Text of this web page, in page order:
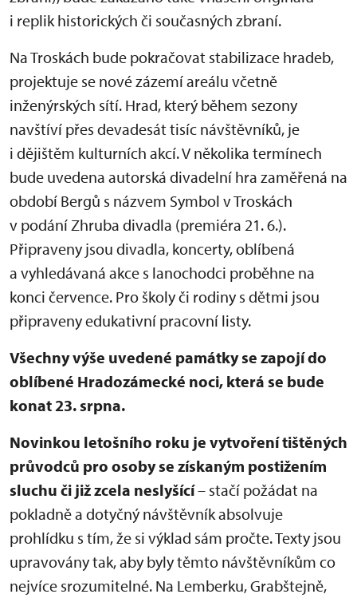
i replik historických či současných zbraní.
Na Troskách bude pokračovat stabilizace hradeb,
projektuje se nové zázemí areálu včetně
inženýrských sítí. Hrad, který během sezony
navštíví přes devadesát tisíc návštěvníků, je
i dějištěm kulturních akcí. V několika termínech
bude uvedena autorská divadelní hra zaměřená na
období Bergů s názvem Symbol v Troskách
v podání Zhruba divadla (premiéra 21. 6.).
Připraveny jsou divadla, koncerty, oblíbená
a vyhledávaná akce s lanochodci proběhne na
konci července. Pro školy či rodiny s dětmi jsou
připraveny edukativní pracovní listy.
Všechny výše uvedené památky se zapojí do
oblíbené Hradozámecké noci, která se bude
konat 23. srpna.
Novinkou letošního roku je vytvoření tištěných
průvodců pro osoby se získaným postižením
sluchu či již zcela neslyšící– stačí požádat na
pokladně a dotyčný návštěvník absolvuje
prohlídku s tím, že si výklad sám pročte. Texty jsou
upravovány tak, aby byly těmto návštěvníkům co
nejvíce srozumitelné. Na Lemberku, Grabštejně,